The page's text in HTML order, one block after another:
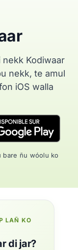
Kodiwaar
nekk, te amul
iOS walla
bare ñu wóolu ko
LAÑ KO
di jar?